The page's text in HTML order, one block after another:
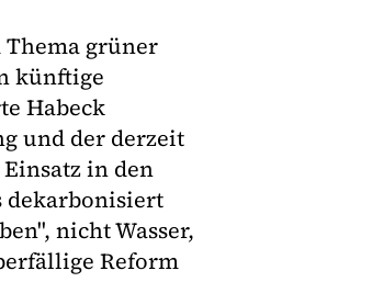
grüner
künftige
Habeck
und der derzeit
in den
dekarbonisiert
nicht Wasser,
Reform